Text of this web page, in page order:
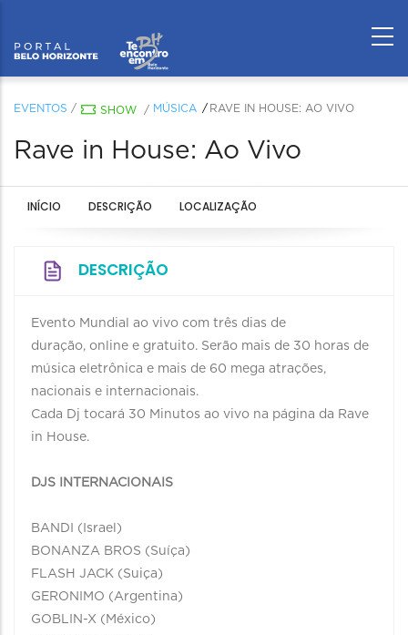
EVENTOS / SHOW / MÚSICA RAVE IN HOUSE: AO VIVO
Rave in House: Ao Vivo
INÍCIO DESCRIÇÃO LOCALIZAÇÃO
DESCRIÇÃO
Evento Mundial ao vivo com três dias de
duração, online e gratuito. Serão mais de 30 horas de
música eletrônica e mais de 60 mega atrações,
nacionais e internacionais.
Cada Dj tocará 30 Minutos ao vivo na página da Rave
in House.
DJS INTERNACIONAIS
BANDI (Israel)
BONANZA BROS (Suíça)
FLASH JACK (Suiça)
GERONIMO (Argentina)
GOBLIN-X (México)